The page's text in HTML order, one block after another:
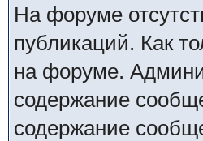
На форуме
публикаций. Как
на форуме.
содержание
содержание